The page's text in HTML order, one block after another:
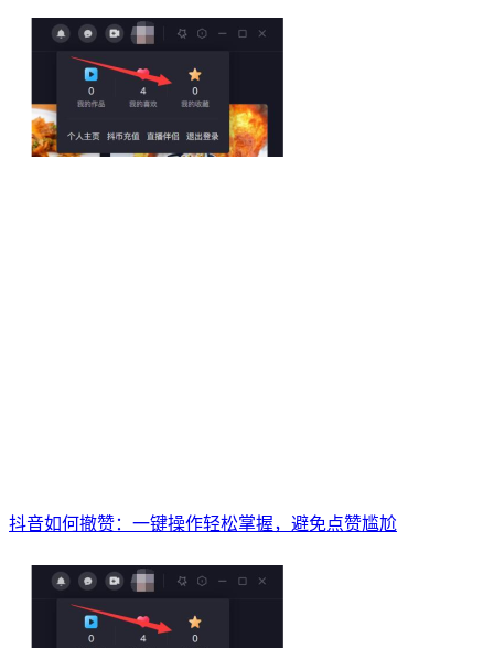
抖音如何撤赞：一键操作轻松掌握，避免点赞尴尬